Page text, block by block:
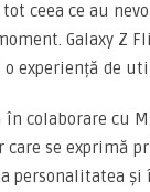
tot ceea ce au
Galaxy Z
experiență de
colaborare cu
care se exprimă
personalitatea